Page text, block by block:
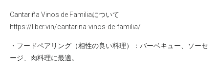
Cantariña Vinos de Familiaについて
https://liber.vin/cantarina-vinos-de-familia/
・フードペアリング（相性の良い料理）：バーベキュー、ソーセ
ージ、肉料理に最適。